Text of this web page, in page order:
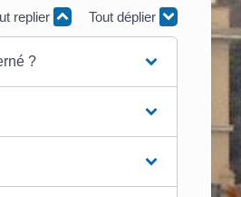
replier Tout déplier
?